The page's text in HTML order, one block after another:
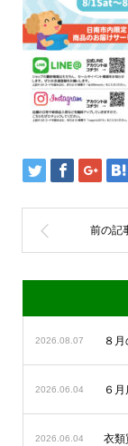
2026.08.07 ８
2026.06.04 ６
2026.06.04 衣類